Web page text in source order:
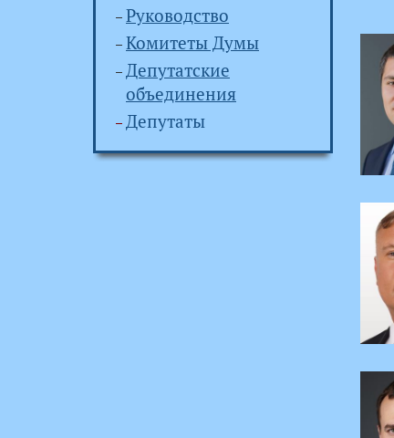
Руководство
Комитеты Думы
Депутатские
объединения
Депутаты